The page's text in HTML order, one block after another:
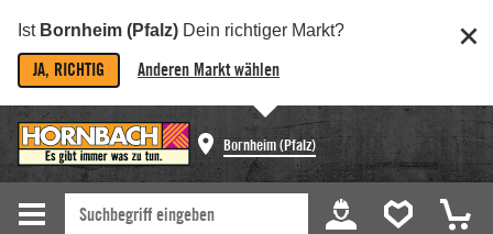
Ist Bornheim (Pfalz) Dein richtiger Markt?
JA, RICHTIG Anderen Markt wählen
Bornheim (Pfalz)